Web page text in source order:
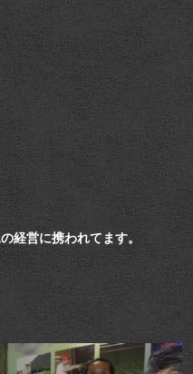
経営に携われてます。